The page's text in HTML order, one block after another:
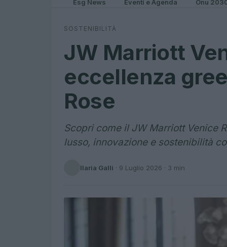
Esg News Eventi e Agenda Onu
SOSTENIBILITÀ
JW Marriott
eccellenza
Rose
Scopri come il JW Marriott Venice
lusso, innovazione e sostenibilità
Ilaria Galli · 9 Luglio 2026 · 3 min